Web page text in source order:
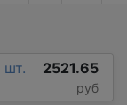
шт. 2521.65
руб